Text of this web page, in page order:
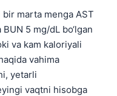
marta menga AST
5 mg/dL bo‘lgan
va kam kaloriyali
vahima
yetarli
vaqtni hisobga